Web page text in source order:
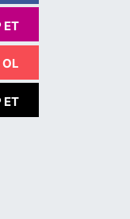
ET
OL
ET